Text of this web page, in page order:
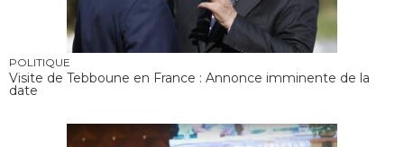
POLITIQUE
Visite de Tebboune en France : Annonce imminente de la
date